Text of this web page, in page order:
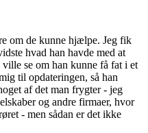
om de kunne hjælpe. Jeg fik
hvad han havde med at
se om han kunne få fat i et
til opdateringen, så han
af det man frygter - jeg
og andre firmaer, hvor
- men sådan er det ikke